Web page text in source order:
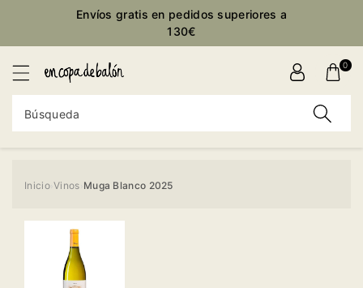
Envíos gratis en pedidos superiores a
130€
Búsqueda
0
Inicio›Vinos Muga Blanco 2025
producto